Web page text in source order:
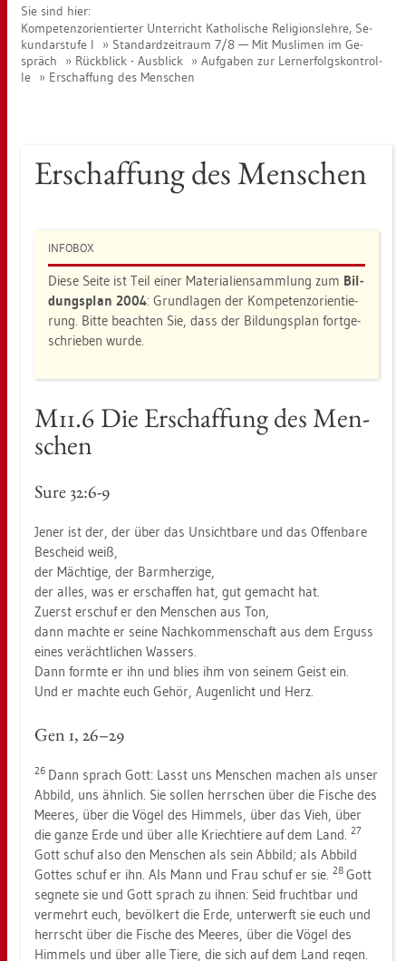
Sie sind hier:
Kom­pe­tenz­ori­en­tier­ter Un­ter­richt Ka­tho­li­sche Re­li­gi­ons­leh­re, Se­
kun­dar­stu­fe I
Stan­dard­zeit­raum 7/8 — Mit Mus­li­men im Ge­
spräch
Rück­blick - Aus­blick
Auf­ga­ben zur Lern­er­folgs­kon­trol­
le
Er­schaf­fung des Men­schen
Er­schaf­fung des Men­schen
IN­FO­BOX
Diese Seite ist Teil einer Ma­te­ria­li­en­samm­lung zum Bil­
dungs­plan 2004: Grund­la­gen der Kom­pe­tenz­ori­en­tie­
rung. Bitte be­ach­ten Sie, dass der Bil­dungs­plan fort­ge­
schrie­ben wurde.
M11.6 Die Er­schaf­fung des Men­
schen
Sure 32:6-9
Jener ist der, der über das Un­sicht­ba­re und das Of­fen­ba­re
Be­scheid weiß,
der Mäch­ti­ge, der Barm­her­zi­ge,
der alles, was er er­schaf­fen hat, gut ge­macht hat.
Zu­erst er­schuf er den Men­schen aus Ton,
dann mach­te er seine Nach­kom­men­schaft aus dem Er­guss
eines ver­ächt­li­chen Was­sers.
Dann form­te er ihn und blies ihm von sei­nem Geist ein.
Und er mach­te euch Gehör, Au­gen­licht und Herz.
Gen 1, 26–29
26 Dann sprach Gott: Lasst uns Men­schen ma­chen als unser
Ab­bild, uns ähn­lich. Sie sol­len herr­schen über die Fi­sche des
Mee­res, über die Vögel des Him­mels, über das Vieh, über
die ganze Erde und über alle Kriech­tie­re auf dem Land. 27
Gott schuf also den Men­schen als sein Ab­bild; als Ab­bild
Got­tes schuf er ihn. Als Mann und Frau schuf er sie. 28 Gott
seg­ne­te sie und Gott sprach zu ihnen: Seid frucht­bar und
ver­mehrt euch, be­völ­kert die Erde, un­ter­werft sie euch und
herrscht über die Fi­sche des Mee­res, über die Vögel des
Him­mels und über alle Tiere, die sich auf dem Land regen.